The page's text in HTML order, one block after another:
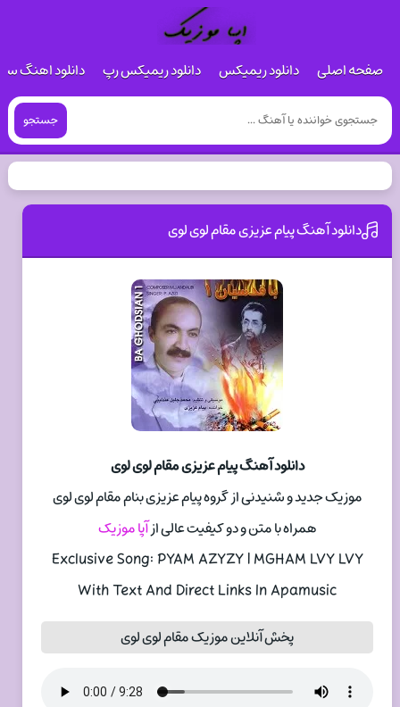
صفحه اصلی دانلود ریمیکس دانلود ریمیکس رپ دانلود اهنگ
جستجو
دانلود آهنگ پیام عزیزی مقام لوی لوی
دانلود آهنگ پیام عزیزی مقام لوی لوی
موزیک جدید و شنیدنی از گروه پیام عزیزی بنام مقام لوی لوی
همراه با متن و دو کیفیت عالی ازآپا موزیک
Exclusive Song: PYAM AZYZY | MGHAM LVY LVY
With Text And Direct Links In Apamusic
پخش آنلاین موزیک مقام لوی لوی